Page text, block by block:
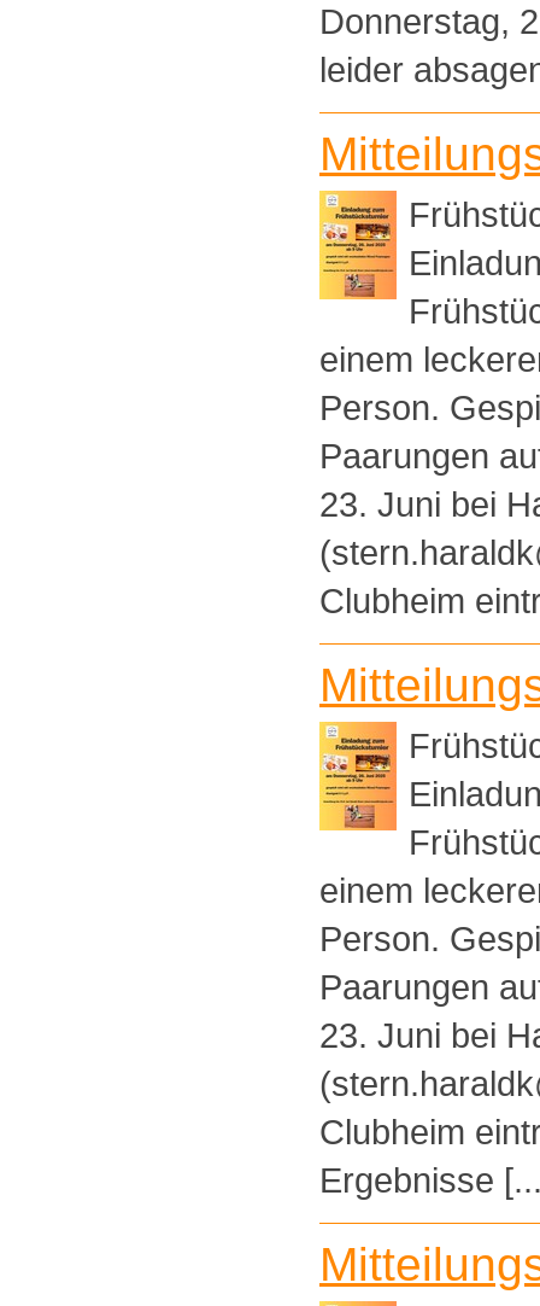
Donnerstag,
leider
einem
Person.
Paarungen
23. Juni bei
Clubheim
einem
Person.
Paarungen
23. Juni bei
Clubheim
Ergebnisse